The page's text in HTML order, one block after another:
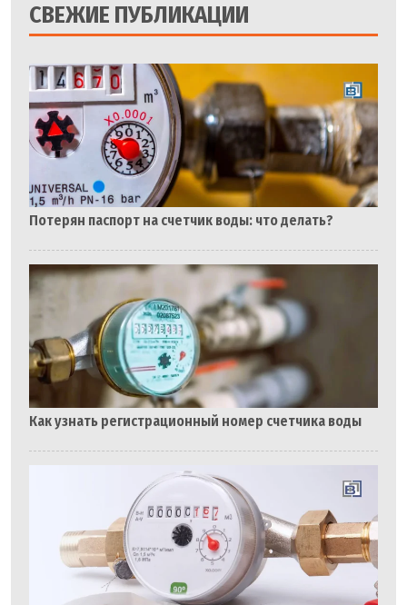
СВЕЖИЕ ПУБЛИКАЦИИ
Потерян паспорт на счетчик воды: что делать?
Как узнать регистрационный номер счетчика воды